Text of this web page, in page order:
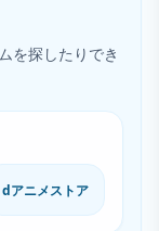
を探したりでき
dアニメストア